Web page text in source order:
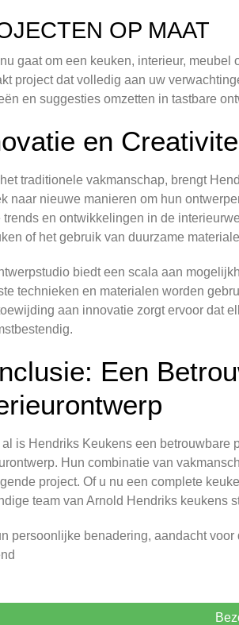
OP MAAT
gaat om een keuken, interieur,
project dat volledig aan uw
en suggesties omzetten in tastbare
en
traditionele vakmanschap, brengt
naar nieuwe manieren om hun
trends en ontwikkelingen in de
of het gebruik van duurzame
biedt een scala aan
technieken en materialen worden
aan innovatie zorgt ervoor dat
Een
is Hendriks Keukens een betrouwbare
Hun combinatie van
project. Of u nu een complete
team van Arnold Hendriks keukens
persoonlijke benadering, aandacht